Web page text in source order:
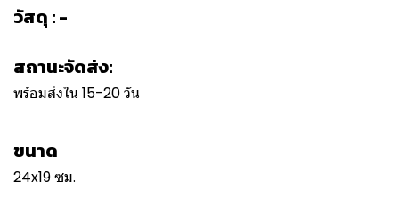
วัสดุ : -
สถานะจัดส่ง:
พร้อมส่งใน 15-20 วัน
ขนาด
24x19 ซม.